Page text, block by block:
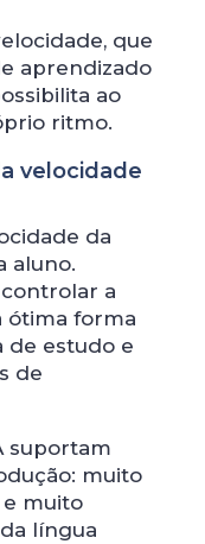
que
aprendizado
ao
ritmo.
velocidade
da
aluno.
a
ótima forma
de estudo e
de
suportam
muito
e muito
língua